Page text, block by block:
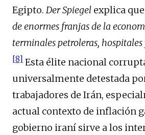
Egipto. Der Spiegel explica
de enormes franjas de la
terminales petroleras,
[8] Esta élite nacional
universalmente detestada
trabajadores de Irán,
actual contexto de inflación
gobierno iraní sirve a los